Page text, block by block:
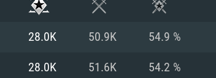
28.0K 50.9K 54.9 %
28.0K 51.6K 54.2 %